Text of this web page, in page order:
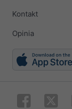
Kontakt
Opinia